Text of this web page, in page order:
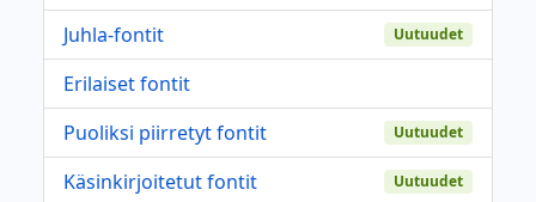
Juhla-fontit
Uutuudet
Erilaiset fontit
Puoliksi piirretyt fontit
Uutuudet
Käsinkirjoitetut fontit Uutuudet